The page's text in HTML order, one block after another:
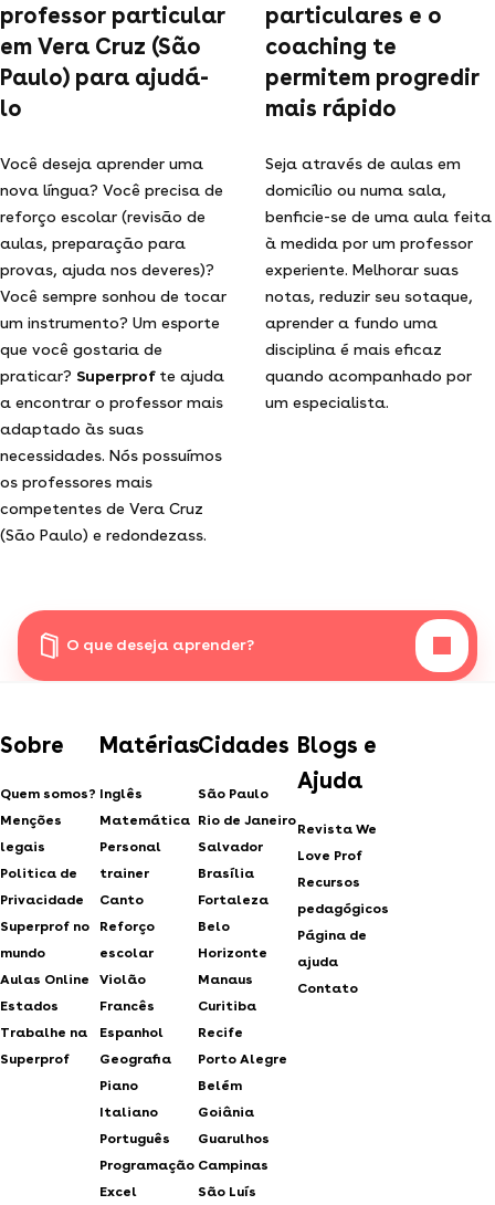
professor particular
em Vera Cruz (São
Paulo) para ajudá-
lo
Você deseja aprender uma
nova língua? Você precisa de
reforço escolar (revisão de
aulas, preparação para
provas, ajuda nos deveres)?
Você sempre sonhou de tocar
um instrumento? Um esporte
que você gostaria de
praticar? Superprof te ajuda
a encontrar o professor mais
adaptado às suas
necessidades. Nós possuímos
os professores mais
competentes de Vera Cruz
(São Paulo) e redondezass.
particulares e o
coaching te
permitem progredir
mais rápido
Seja através de aulas em
domicílio ou numa sala,
benficie-se de uma aula feita
à medida por um professor
experiente. Melhorar suas
notas, reduzir seu sotaque,
aprender a fundo uma
disciplina é mais eficaz
quando acompanhado por
um especialista.
O que deseja aprender?
Sobre
Quem somos?
Menções
legais
Politica de
Privacidade
Superprof no
mundo
Aulas Online
Estados
Trabalhe na
Superprof
Matérias
Inglês
Matemática
Personal
trainer
Canto
Reforço
escolar
Violão
Francês
Espanhol
Geografia
Piano
Italiano
Português
Programação
Excel
Cidades
São Paulo
Rio de Janeiro
Salvador
Brasília
Fortaleza
Belo
Horizonte
Manaus
Curitiba
Recife
Porto Alegre
Belém
Goiânia
Guarulhos
Campinas
São Luís
Blogs e
Ajuda
Revista We
Love Prof
Recursos
pedagógicos
Página de
ajuda
Contato